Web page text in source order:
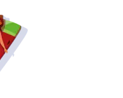
YZAKI